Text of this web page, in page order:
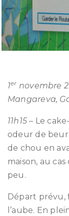
1er novembre
Mangareva,
11h15– Le
odeur de
de chou en
maison, au
peu.
Départ prévu,
l’aube. En